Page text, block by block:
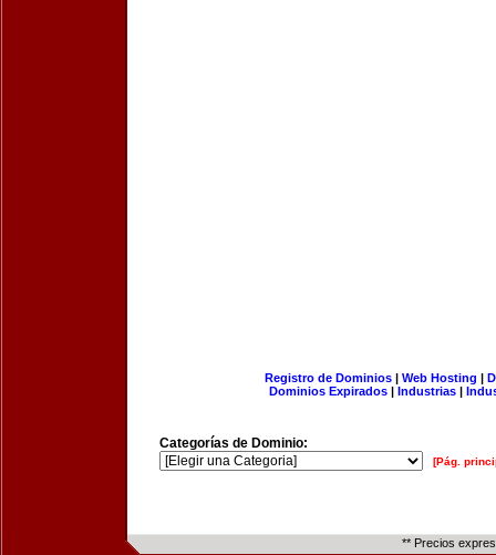
Registro de Dominios| Web Hosting |
Dominios Expirados | Industrias |
Categorías de Dominio:
[Pág.
** Precios